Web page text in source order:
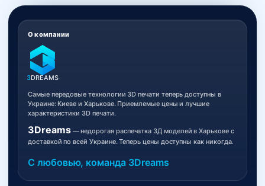
О компании
3DREAMS
Самые передовые технологии 3D печати теперь доступны в
Украине: Киеве и Харькове. Приемлемые цены и лучшие
характеристики 3D печати.
3Dreams— недорогая распечатка 3Д моделей в Харькове с
доставкой по всей Украине. Теперь цены доступны как никогда.
С любовью, команда 3Dreams